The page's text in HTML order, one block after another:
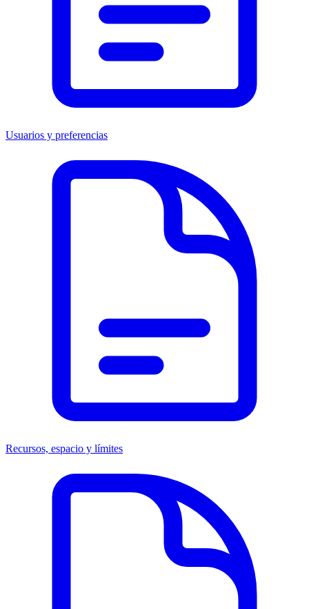
Usuarios y preferencias
Recursos, espacio y límites